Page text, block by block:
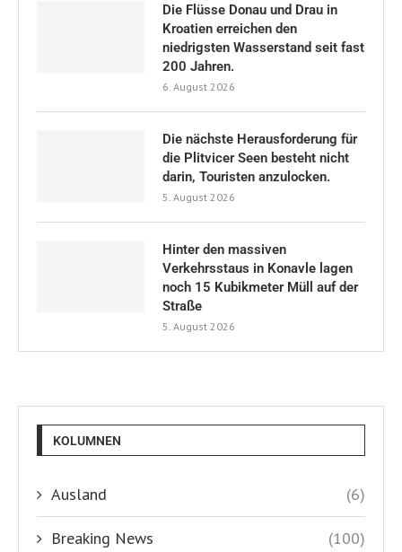
Die Flüsse Donau und Drau in
Kroatien erreichen den
niedrigsten Wasserstand seit fast
200 Jahren.
6. August 2026
Die nächste Herausforderung für
die Plitvicer Seen besteht nicht
darin, Touristen anzulocken.
5. August 2026
Hinter den massiven
Verkehrsstaus in Konavle lagen
noch 15 Kubikmeter Müll auf der
Straße
5. August 2026
KOLUMNEN
Ausland (6)
Breaking News (100)